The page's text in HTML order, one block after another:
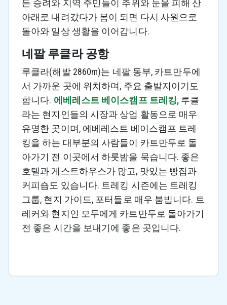
든 승려와 지역 주민들이 추위와 눈을 피해 산
아래로 내려갔다가 봄이 되면 다시 사원으로
돌아와 일상 생활을 이어갑니다.
네팔 루클라 공항
루클라(해발 2860m)는 네팔 동부, 카트만두에
서 가까운 곳에 위치하며, 주요 출발지이기도
합니다. 에베레스트 베이스캠프 트레킹, 루클
라는 현지인들의 시장과 상업 활동으로 매우
유명한 곳이며, 에베레스트 베이스캠프 트레
킹을 하는 대부분의 사람들이 카트만두로 돌
아가기 전 이곳에서 하룻밤을 묵습니다. 좋은
호텔과 게스트하우스가 많고, 맛있는 빵집과
커피숍도 있습니다. 트레킹 시즌에는 트레킹
그룹, 현지 가이드, 포터들로 매우 붐빕니다. 트
레커와 현지인 모두에게 카트만두로 돌아가기
전 좋은 시간을 보내기에 좋은 곳입니다.